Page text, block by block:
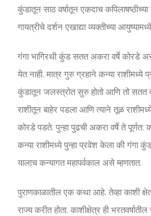
कुंडातून साठ वर्षातून एकदाच
गायत्रीचे दर्शन एखाद्या व्यक्तीच्या
गंगा भागिरथी कुंड सतत अकरा वर्षे कोरडे
येत नाही. मात्र गुरु ग्रहाने कन्या
कुंडातून जलस्त्रोत सुरु होतो आणि तो सतत
राशीतून बाहेर पडला आणि त्याने तूळ
कोरडे पडते. पुन्हा पुढची अकरा वर्षे ते पूर्णत:
कन्या राशीमध्ये पुन्हा प्रवेश केला की गंगा
यालाच कन्यागत महापर्वकाल असे म्हणतात.
पुराणकाळातील एक कथा आहे. तेव्हा काशी
राज्य करीत होता. काशीक्षेत्र ही